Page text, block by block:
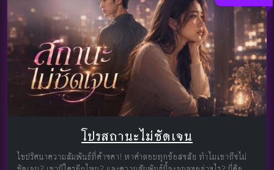
โปรสถานะไม่ชัดเจน
ไขปริศนาความสัมพันธ์ที่ค้างคา! หาคำตอบทุกข้อสงสัย ทำไมเขาถึงไม่